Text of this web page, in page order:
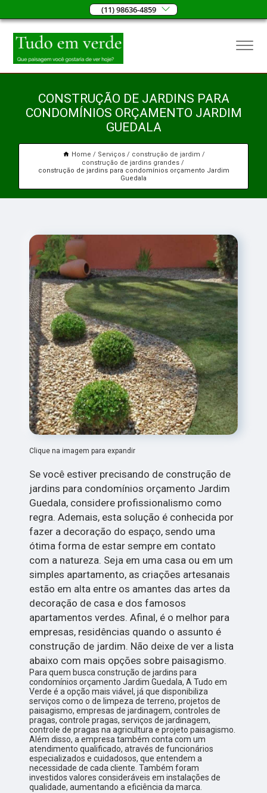
(11) 98636-4859
CONSTRUÇÃO DE JARDINS PARA
CONDOMÍNIOS ORÇAMENTO JARDIM
GUEDALA
Home Serviços
construção de jardim
construção de jardins grandes
construção de jardins para condomínios orçamento Jardim
Guedala
Clique na imagem para expandir
Se você estiver precisando de construção de
jardins para condomínios orçamento Jardim
Guedala, considere profissionalismo como
regra. Ademais, esta solução é conhecida por
fazer a decoração do espaço, sendo uma
ótima forma de estar sempre em contato
com a natureza. Seja em uma casa ou em um
simples apartamento, as criações artesanais
estão em alta entre os amantes das artes da
decoração de casa e dos famosos
apartamentos verdes. Afinal, é o melhor para
empresas, residências quando o assunto é
construção de jardim. Não deixe de ver a lista
abaixo com mais opções sobre paisagismo.
Para quem busca construção de jardins para
condomínios orçamento Jardim Guedala, A Tudo em
Verde é a opção mais viável, já que disponibiliza
serviços como o de limpeza de terreno, projetos de
paisagismo, empresas de jardinagem, controles de
pragas, controle pragas, serviços de jardinagem,
controle de pragas na agricultura e projeto paisagismo.
Além disso, a empresa também conta com um
atendimento qualificado, através de funcionários
especializados e cuidadosos, que entendem a
necessidade de cada cliente. Também foram
investidos valores consideráveis em instalações de
qualidade, aumentando a eficiência da marca.